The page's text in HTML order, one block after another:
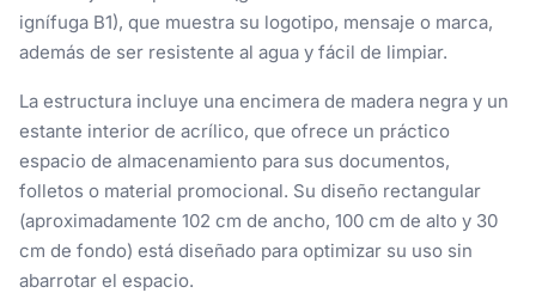
ignífuga B1), que muestra su logotipo, mensaje o marca,
además de ser resistente al agua y fácil de limpiar.
La estructura incluye una encimera de madera negra y un
estante interior de acrílico, que ofrece un práctico
espacio de almacenamiento para sus documentos,
folletos o material promocional. Su diseño rectangular
(aproximadamente 102 cm de ancho, 100 cm de alto y 30
cm de fondo) está diseñado para optimizar su uso sin
abarrotar el espacio.